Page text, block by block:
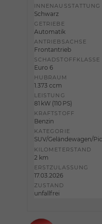
INNENAUSSTATTUNG
Schwarz
GETRIEBE
Automatik
ANTRIEBSACHSE
Frontantrieb
SCHADSTOFFKLASSE
Euro 6
HUBRAUM
1.373 ccm
LEISTUNG
81 kW (110 PS)
KRAFTSTOFF
Benzin
KATEGORIE
SUV/Geländewagen/
KILOMETERSTAND
2 km
ERSTZULASSUNG
17.03.2026
ZUSTAND
unfallfrei